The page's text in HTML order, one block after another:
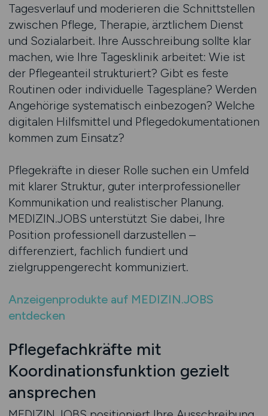
Tagesverlauf und moderieren die Schnittstellen
zwischen Pflege, Therapie, ärztlichem Dienst
und Sozialarbeit. Ihre Ausschreibung sollte klar
machen, wie Ihre Tagesklinik arbeitet: Wie ist
der Pflegeanteil strukturiert? Gibt es feste
Routinen oder individuelle Tagespläne? Werden
Angehörige systematisch einbezogen? Welche
digitalen Hilfsmittel und Pflegedokumentationen
kommen zum Einsatz?
Pflegekräfte in dieser Rolle suchen ein Umfeld
mit klarer Struktur, guter interprofessioneller
Kommunikation und realistischer Planung.
MEDIZIN.JOBS unterstützt Sie dabei, Ihre
Position professionell darzustellen –
differenziert, fachlich fundiert und
zielgruppengerecht kommuniziert.
Anzeigenprodukte auf MEDIZIN.JOBS
entdecken
Pflegefachkräfte mit
Koordinationsfunktion gezielt
ansprechen